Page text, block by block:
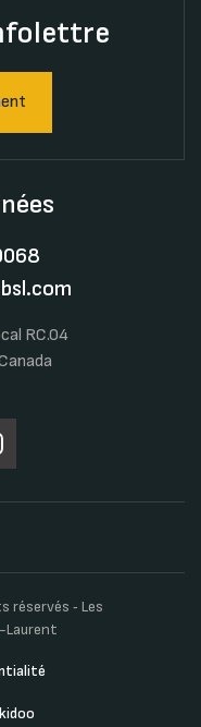
RC.04
réservés ‐ Les
Laurent